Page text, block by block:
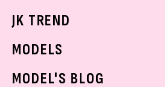
ボディケア
K-POP
モデルの購入品
おでかけ
JK TREND
MODELS
MODEL'S BLOG